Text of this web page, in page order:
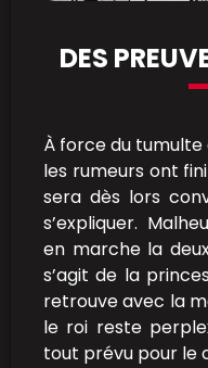
DES
À force du tumulte
les rumeurs ont
sera dès lors
s’expliquer.
en marche la
s’agit de la
retrouve avec la
le roi reste
tout prévu pour le